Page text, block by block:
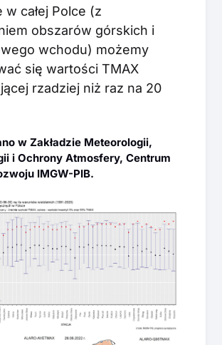
w całej Polce (z
obszarów górskich i
wchodu) możemy
się wartości TMAX
rzadziej niż raz na 20
w Zakładzie Meteorologii,
i Ochrony Atmosfery, Centrum
IMGW-PIB.